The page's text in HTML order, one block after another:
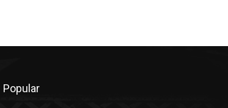
Popular